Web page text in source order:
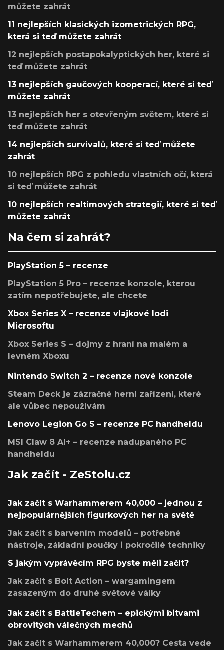
můžete zahrát
11 nejlepších klasických izometrických RPG,
která si teď můžete zahrát
12 nejlepších postapokalyptických her, které si
teď můžete zahrát
13 nejlepších gaučových kooperací, které si teď
můžete zahrát
13 nejlepších her s otevřeným světem, které si
teď můžete zahrát
14 nejlepších survivalů, které si teď můžete
zahrát
10 nejlepších RPG z pohledu vlastních očí, která
si teď můžete zahrát
10 nejlepších realtimových strategií, které si teď
můžete zahrát
Na čem si zahrát?
PlayStation 5 – recenze
PlayStation 5 Pro – recenze konzole, kterou
zatím nepotřebujete, ale chcete
Xbox Series X – recenze vlajkové lodi
Microsoftu
Xbox Series S – dojmy z hraní na malém a
levném Xboxu
Nintendo Switch 2 – recenze nové konzole
Steam Deck je zázračné herní zařízení, které
ale vůbec nepoužívám
Lenovo Legion Go S – recenze PC handheldu
MSI Claw 8 AI+ – recenze nadupaného PC
handheldu
Jak začít - ZeStolu.cz
Jak začít s Warhammerem 40,000 – jednou z
nejpopulárnějších figurkových her na světě
Jak začít s barvením modelů – potřebné
nástroje, základní poučky i pokročilé techniky
S jakým vyprávěcím RPG byste měli začít?
Jak začít s Bolt Action – wargamingem
zasazeným do druhé světové války
Jak začít s BattleTechem – epickými bitvami
obrovitých válečných mechů
Jak začít s Warhammerem 40,000? Cesta vede